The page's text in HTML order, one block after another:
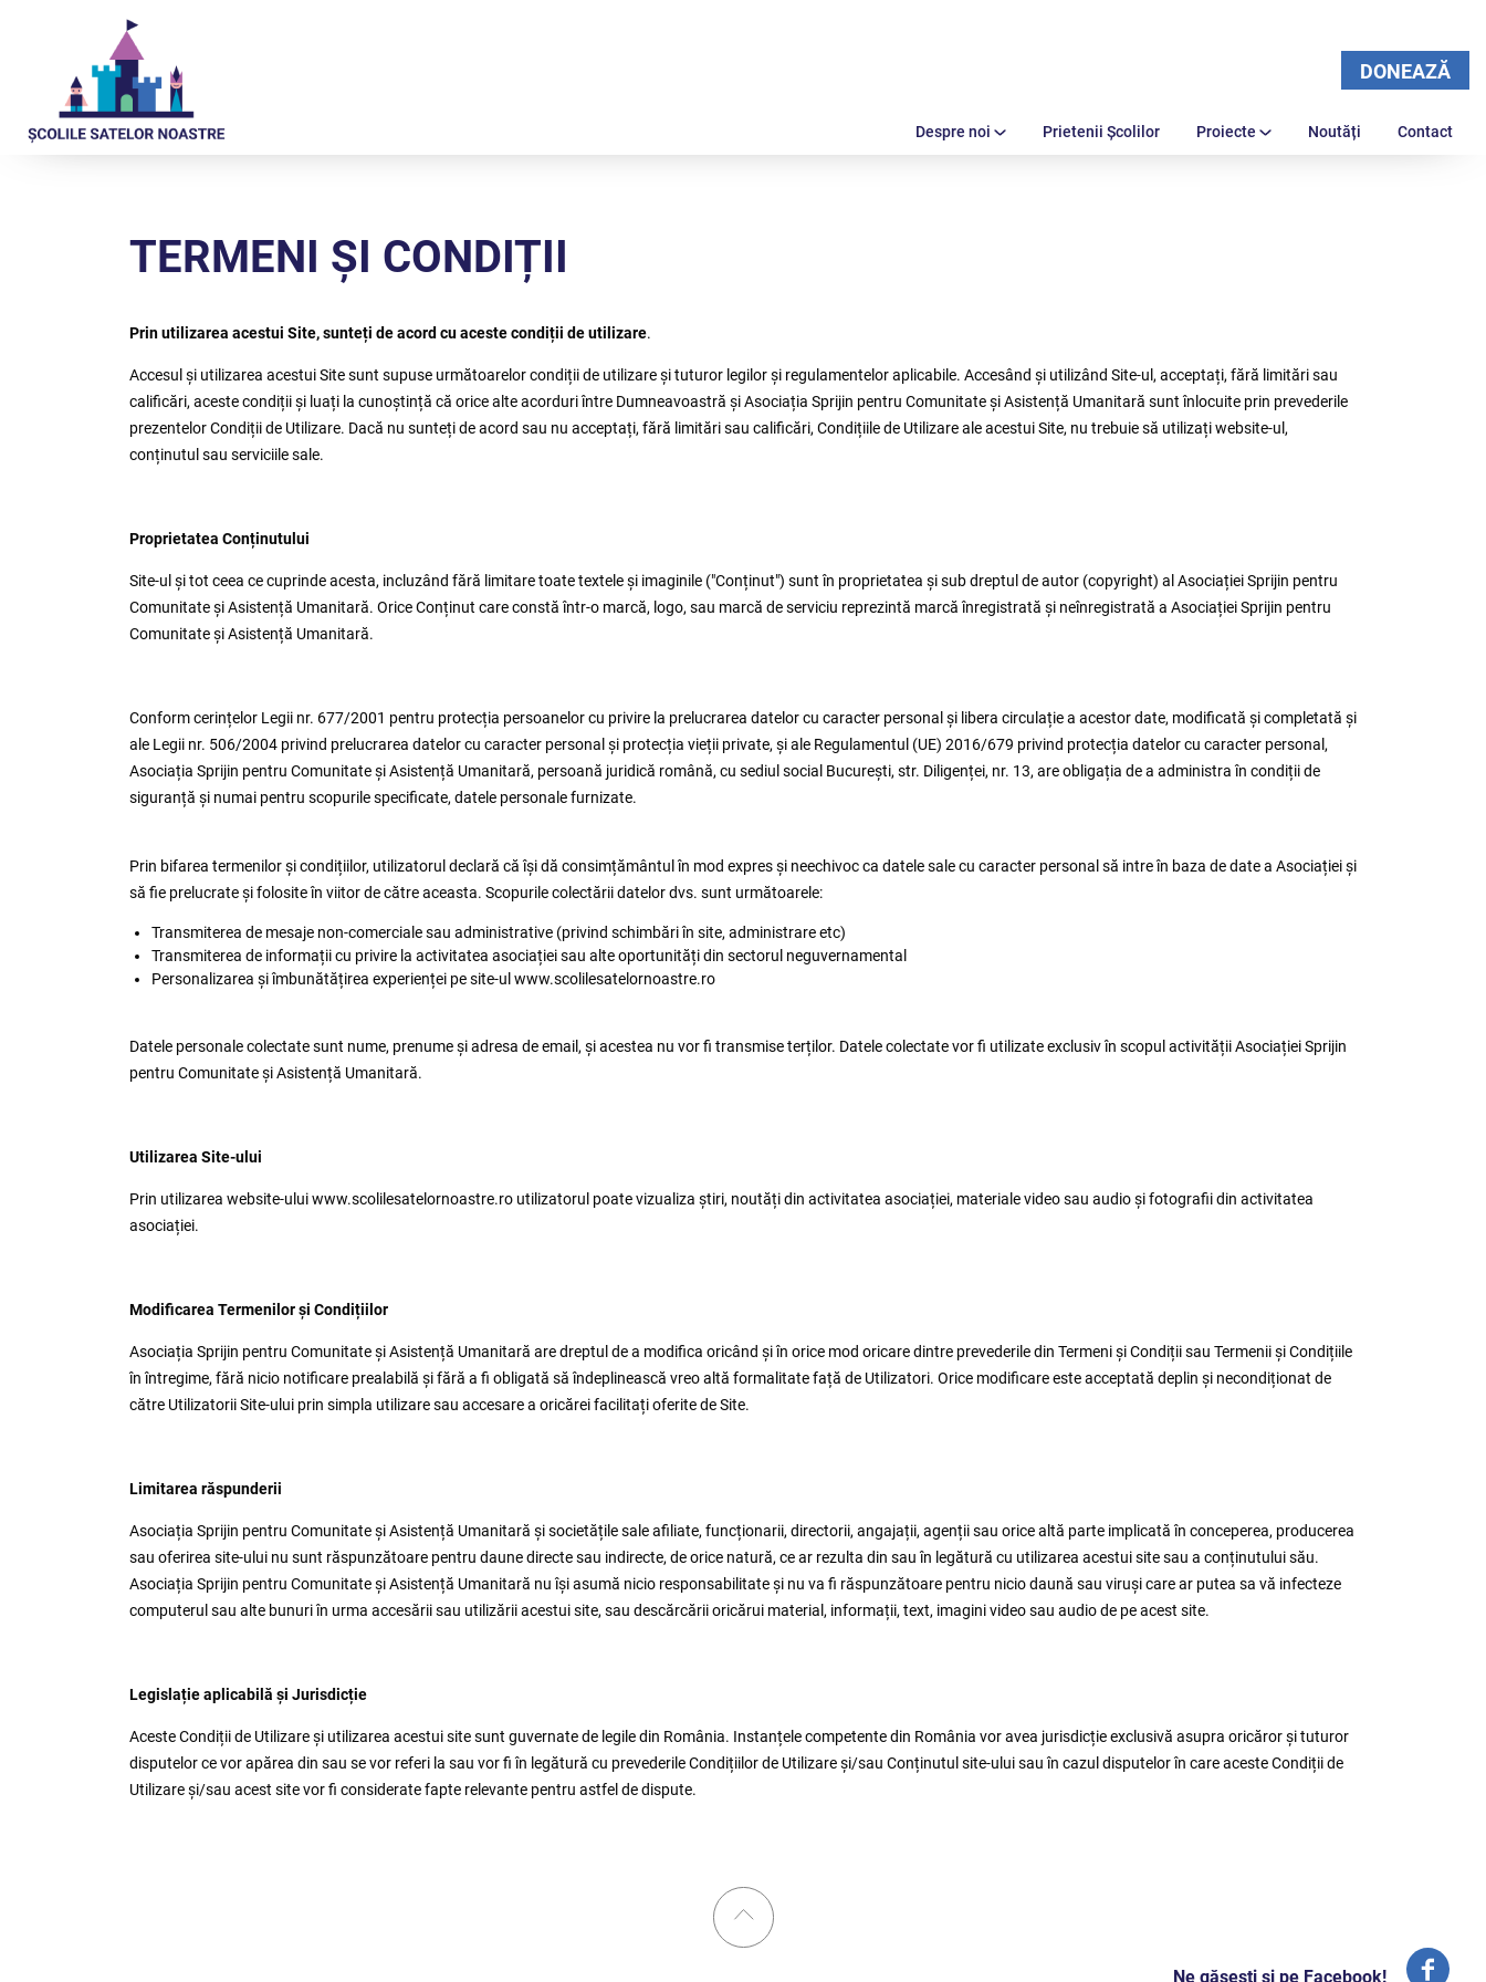
DONEAZĂ
Despre noi Prietenii Școlilor Proiecte Noutăți Contact
TERMENI ȘI CONDIȚII
Prin utilizarea acestui Site, sunteți de acord cu aceste condiții de utilizare.
Accesul și utilizarea acestui Site sunt supuse următoarelor condiții de utilizare și tuturor legilor și regulamentelor aplicabile. Accesând și utilizând Site-ul, acceptați, fără limitări sau
calificări, aceste condiții și luați la cunoștință că orice alte acorduri între Dumneavoastră și Asociația Sprijin pentru Comunitate și Asistență Umanitară sunt înlocuite prin prevederile
prezentelor Condiții de Utilizare. Dacă nu sunteți de acord sau nu acceptați, fără limitări sau calificări, Condițiile de Utilizare ale acestui Site, nu trebuie să utilizați website-ul,
conținutul sau serviciile sale.
Proprietatea Conținutului
Site-ul și tot ceea ce cuprinde acesta, incluzând fără limitare toate textele și imaginile ("Conținut") sunt în proprietatea și sub dreptul de autor (copyright) al Asociației Sprijin pentru
Comunitate și Asistență Umanitară. Orice Conținut care constă într-o marcă, logo, sau marcă de serviciu reprezintă marcă înregistrată și neînregistrată a Asociației Sprijin pentru
Comunitate și Asistență Umanitară.
Conform cerințelor Legii nr. 677/2001 pentru protecția persoanelor cu privire la prelucrarea datelor cu caracter personal și libera circulație a acestor date, modificată și completată și
ale Legii nr. 506/2004 privind prelucrarea datelor cu caracter personal și protecția vieții private, și ale Regulamentul (UE) 2016/679 privind protecția datelor cu caracter personal,
Asociația Sprijin pentru Comunitate și Asistență Umanitară, persoană juridică română, cu sediul social București, str. Diligenței, nr. 13, are obligația de a administra în condiții de
siguranță și numai pentru scopurile specificate, datele personale furnizate.
Prin bifarea termenilor și condițiilor, utilizatorul declară că își dă consimțământul în mod expres și neechivoc ca datele sale cu caracter personal să intre în baza de date a Asociației și
să fie prelucrate și folosite în viitor de către aceasta. Scopurile colectării datelor dvs. sunt următoarele:
Transmiterea de mesaje non-comerciale sau administrative (privind schimbări în site, administrare etc)
Transmiterea de informații cu privire la activitatea asociației sau alte oportunități din sectorul neguvernamental
Personalizarea și îmbunătățirea experienței pe site-ul www.scolilesatelornoastre.ro
Datele personale colectate sunt nume, prenume și adresa de email, și acestea nu vor fi transmise terților. Datele colectate vor fi utilizate exclusiv în scopul activității Asociației Sprijin
pentru Comunitate și Asistență Umanitară.
Utilizarea Site-ului
Prin utilizarea website-uluiwww.scolilesatelornoastre.ro utilizatorul poate vizualiza știri, noutăți din activitatea asociației, materiale video sau audio și fotografii din activitatea
asociației.
Modificarea Termenilor și Condițiilor
Asociația Sprijin pentru Comunitate și Asistență Umanitară are dreptul de a modifica oricând și în orice mod oricare dintre prevederile din Termeni și Condiții sau Termenii și Condițiile
în întregime, fără nicio notificare prealabilă și fără a fi obligată să îndeplinească vreo altă formalitate față de Utilizatori. Orice modificare este acceptată deplin și necondiționat de
către Utilizatorii Site-ului prin simpla utilizare sau accesare a oricărei facilitați oferite de Site.
Limitarea răspunderii
Asociația Sprijin pentru Comunitate și Asistență Umanitară și societățile sale afiliate, funcționarii, directorii, angajații, agenții sau orice altă parte implicată în conceperea, producerea
sau oferirea site-ului nu sunt răspunzătoare pentru daune directe sau indirecte, de orice natură, ce ar rezulta din sau în legătură cu utilizarea acestui site sau a conținutului său.
Asociația Sprijin pentru Comunitate și Asistență Umanitară nu își asumă nicio responsabilitate și nu va fi răspunzătoare pentru nicio daună sau viruși care ar putea sa vă infecteze
computerul sau alte bunuri în urma accesării sau utilizării acestui site, sau descărcării oricărui material, informații, text, imagini video sau audio de pe acest site.
Legislație aplicabilă și Jurisdicție
Aceste Condiții de Utilizare și utilizarea acestui site sunt guvernate de legile din România. Instanțele competente din România vor avea jurisdicție exclusivă asupra oricăror și tuturor
disputelor ce vor apărea din sau se vor referi la sau vor fi în legătură cu prevederile Condițiilor de Utilizare și/sau Conținutul site-ului sau în cazul disputelor în care aceste Condiții de
Utilizare și/sau acest site vor fi considerate fapte relevante pentru astfel de dispute.
Ne găseşti şi pe Facebook!